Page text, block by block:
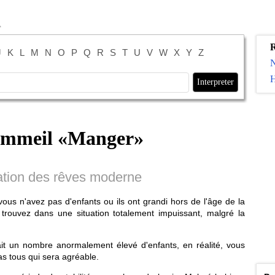
K L M N O P Q R S T U V W X Y Z
«Manger»
des rêves moderne
n'avez pas d'enfants ou ils ont grandi hors de l'âge de la
dans une situation totalement impuissant, malgré la
un nombre anormalement élevé d'enfants, en réalité, vous
tous qui sera agréable.